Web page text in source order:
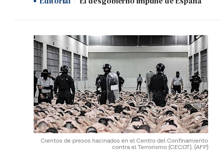
Cientos de presos hacinados en el Centro del Confinamiento
contra el Terrorismo (CECOT). (AFP)